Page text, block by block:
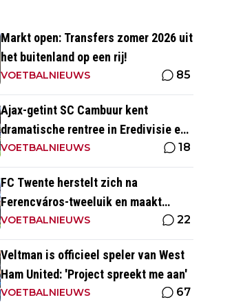
Markt open: Transfers zomer 2026 uit
het buitenland op een rij!
VOETBALNIEUWS 85
Ajax-getint SC Cambuur kent
dramatische rentree in Eredivisie en
krijgt pak slaag in eigen huis
VOETBALNIEUWS 18
FC Twente herstelt zich na
Ferencváros-tweeluik en maakt
gehakt van Slowaakse opponent
VOETBALNIEUWS 22
Veltman is officieel speler van West
Ham United: 'Project spreekt me aan'
VOETBALNIEUWS 67